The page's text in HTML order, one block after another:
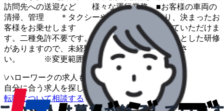
訪問先への送迎など 様々な運行業務 ■お客様の車両の
清掃、管理 ＊タクシーやハイヤーと異なり、決まったお
客様をお乗せします ので、安定して働いていただけま
す。二種免許不要です。 ＊入社後にしっかりとした研修
がありますので、未経験の方も ご安心くださ
い。 ※変更範囲：変更なし
\ハローワークの求人も一括管理
自分に合う求人を探してもらう
転職について相談する